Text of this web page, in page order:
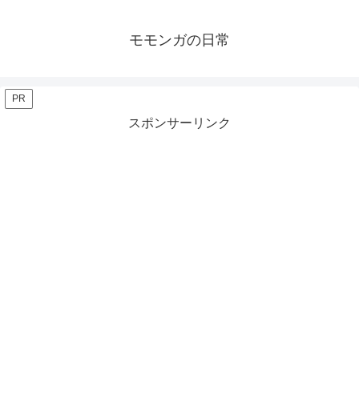
モモンガの日常
PR
スポンサーリンク